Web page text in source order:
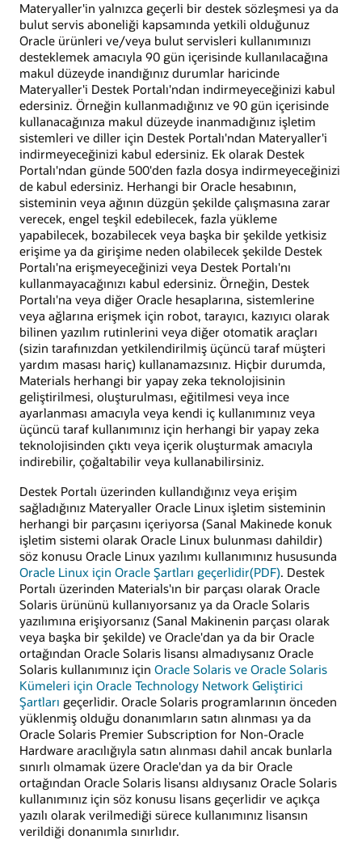
Materyaller'in yalnızca geçerli bir destek sözleşmesi ya da
bulut servis aboneliği kapsamında yetkili olduğunuz
Oracle ürünleri ve/veya bulut servisleri kullanımınızı
desteklemek amacıyla 90 gün içerisinde kullanılacağına
makul düzeyde inandığınız durumlar haricinde
Materyaller'i Destek Portalı'ndan indirmeyeceğinizi kabul
edersiniz. Örneğin kullanmadığınız ve 90 gün içerisinde
kullanacağınıza makul düzeyde inanmadığınız işletim
sistemleri ve diller için Destek Portalı'ndan Materyaller'i
indirmeyeceğinizi kabul edersiniz. Ek olarak Destek
Portalı'ndan günde 500'den fazla dosya indirmeyeceğinizi
de kabul edersiniz. Herhangi bir Oracle hesabının,
sisteminin veya ağının düzgün şekilde çalışmasına zarar
verecek, engel teşkil edebilecek, fazla yükleme
yapabilecek, bozabilecek veya başka bir şekilde yetkisiz
erişime ya da girişime neden olabilecek şekilde Destek
Portalı'na erişmeyeceğinizi veya Destek Portalı'nı
kullanmayacağınızı kabul edersiniz. Örneğin, Destek
Portalı'na veya diğer Oracle hesaplarına, sistemlerine
veya ağlarına erişmek için robot, tarayıcı, kazıyıcı olarak
bilinen yazılım rutinlerini veya diğer otomatik araçları
(sizin tarafınızdan yetkilendirilmiş üçüncü taraf müşteri
yardım masası hariç) kullanamazsınız. Hiçbir durumda,
Materials herhangi bir yapay zeka teknolojisinin
geliştirilmesi, oluşturulması, eğitilmesi veya ince
ayarlanması amacıyla veya kendi iç kullanımınız veya
üçüncü taraf kullanımınız için herhangi bir yapay zeka
teknolojisinden çıktı veya içerik oluşturmak amacıyla
indirebilir, çoğaltabilir veya kullanabilirsiniz.
Destek Portalı üzerinden kullandığınız veya erişim
sağladığınız Materyaller Oracle Linux işletim sisteminin
herhangi bir parçasını içeriyorsa (Sanal Makinede konuk
işletim sistemi olarak Oracle Linux bulunması dahildir)
söz konusu Oracle Linux yazılımı kullanımınız hususunda
Oracle Linux için Oracle Şartları geçerlidir(PDF). Destek
Portalı üzerinden Materials'ın bir parçası olarak Oracle
Solaris ürününü kullanıyorsanız ya da Oracle Solaris
yazılımına erişiyorsanız (Sanal Makinenin parçası olarak
veya başka bir şekilde) ve Oracle'dan ya da bir Oracle
ortağından Oracle Solaris lisansı almadıysanız Oracle
Solaris kullanımınız için Oracle Solaris ve Oracle Solaris
Kümeleri için Oracle Technology Network Geliştirici
Şartları geçerlidir. Oracle Solaris programlarının önceden
yüklenmiş olduğu donanımların satın alınması ya da
Oracle Solaris Premier Subscription for Non-Oracle
Hardware aracılığıyla satın alınması dahil ancak bunlarla
sınırlı olmamak üzere Oracle'dan ya da bir Oracle
ortağından Oracle Solaris lisansı aldıysanız Oracle Solaris
kullanımınız için söz konusu lisans geçerlidir ve açıkça
yazılı olarak verilmediği sürece kullanımınız lisansın
verildiği donanımla sınırlıdır.